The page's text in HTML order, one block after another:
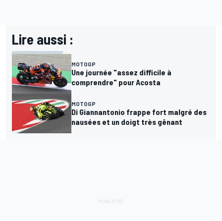
Lire aussi :
MOTOGP
Une journée "assez difficile à
comprendre" pour Acosta
MOTOGP
Di Giannantonio frappe fort malgré des
nausées et un doigt très gênant